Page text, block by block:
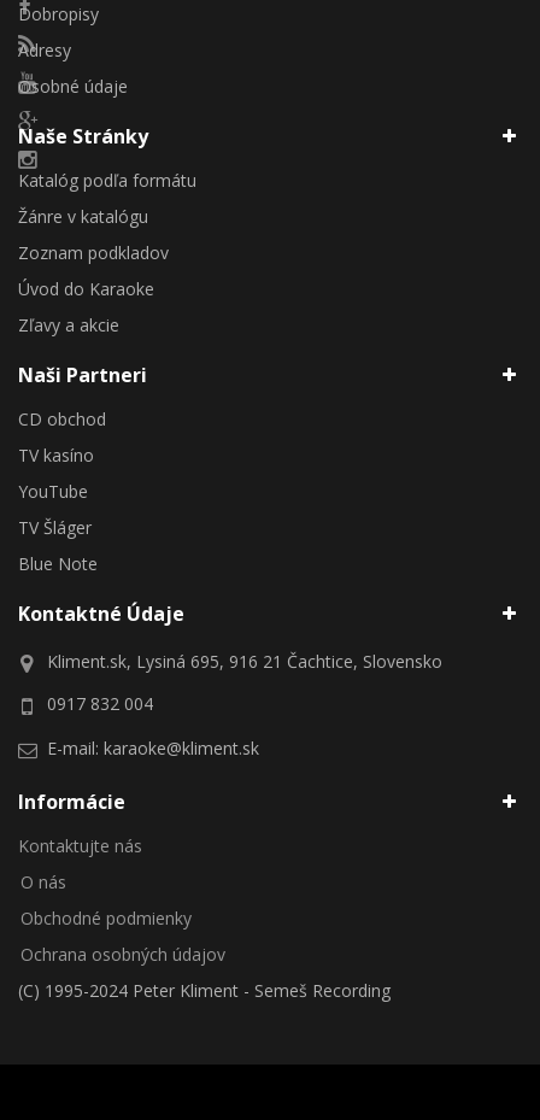
Dobropisy
Adresy
Osobné údaje
Naše Stránky
Katalóg podľa formátu
Žánre v katalógu
Zoznam podkladov
Úvod do Karaoke
Zľavy a akcie
Naši Partneri
CD obchod
TV kasíno
YouTube
TV Šláger
Blue Note
Kontaktné Údaje
Kliment.sk, Lysiná 695, 916 21 Čachtice, Slovensko
0917 832 004
E-mail: karaoke@kliment.sk
Informácie
Kontaktujte nás
O nás
Obchodné podmienky
Ochrana osobných údajov
(C) 1995-2024 Peter Kliment - Semeš Recording